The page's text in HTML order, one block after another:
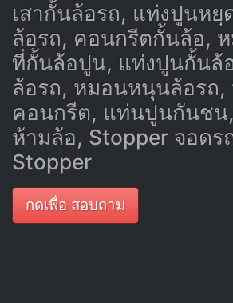
เสากั้นล้อรถ, แท่งปูนห
ล้อรถ, คอนกรีตกั้นล้อ,
ที่กั้นล้อปูน, แท่งปูนกั้นล้
ล้อรถ, หมอนหนุนล้อรถ,
คอนกรีต, แท่นปูนกันชน
ห้ามล้อ, Stopper จอดร
Stopper
กดเพื่อ สอบถาม